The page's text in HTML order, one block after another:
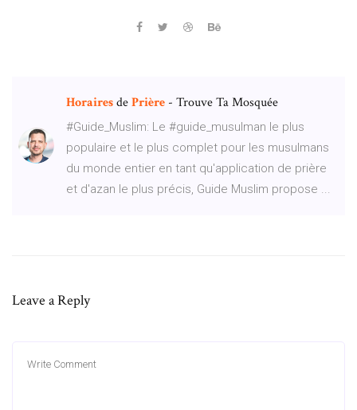
HorairesdePrière - Trouve Ta Mosquée
#Guide_Muslim: Le #guide_musulman le plus
populaire et le plus complet pour les musulmans
du monde entier en tant qu'application de prière
et d'azan le plus précis, Guide Muslim propose ...
Leave a Reply